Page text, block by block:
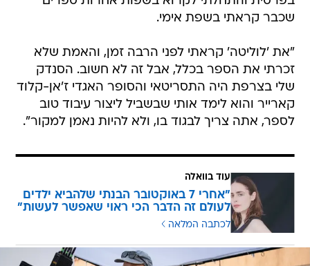
שכבר קראתי בשפת אימי.
"את 'לוליטה' קראתי לפני הרבה זמן, והאמת שלא
זכרתי את הספר בכלל, אבל זה לא חשוב. הסנדק
שלי בצרפת היה התסריטאי והסופר האגדי ז'אן-קלוד
קארייר והוא לימד אותי שבשביל ליצור עיבוד טוב
לספר, אתה צריך לבגוד בו, ולא להיות נאמן למקור".
עוד בוואלה
"אחרי 7 באוקטובר הבנתי שלהביא ילדים
לעולם זה הדבר הכי ראוי שאפשר לעשות"
לכתבה המלאה